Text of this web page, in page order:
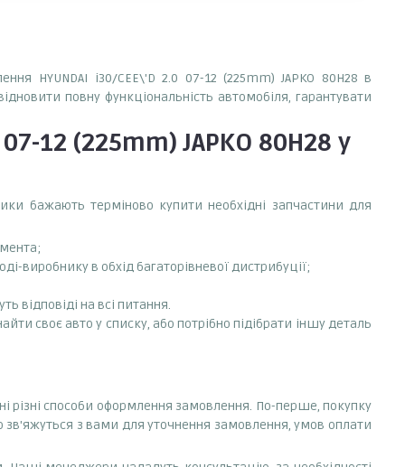
HYUNDAI i30/CEE\'D 2.0 07-12 (225mm) JAPKO 80H28 в
повну функціональність автомобіля, гарантувати
12 (225mm) JAPKO 80H28 у
бажають терміново купити необхідні запчастини для
виробнику в обхід багаторівневої дистрибуції;
відповіді на всі питання.
своє авто у списку, або потрібно підібрати іншу деталь
різні способи оформлення замовлення. По-перше, покупку
з вами для уточнення замовлення, умов оплати